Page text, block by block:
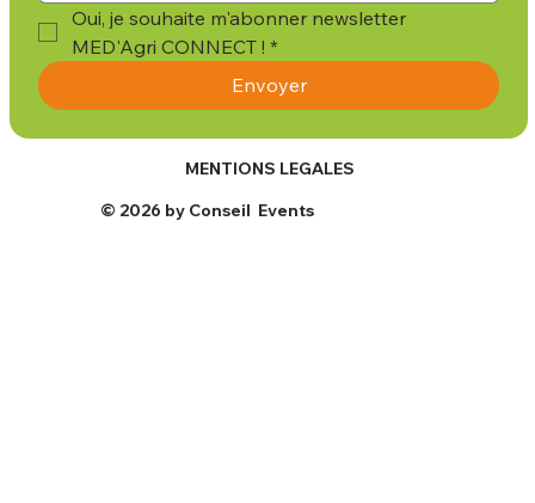
MENTIONS LEGALES
© 2026 by Conseil Events
Oui, je souhaite m'abonner newsletter
MED'Agri CONNECT ! *
Envoyer